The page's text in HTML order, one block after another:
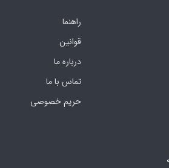
راهنما
قوانین
درباره ما
تماس با ما
حریم خصوصی